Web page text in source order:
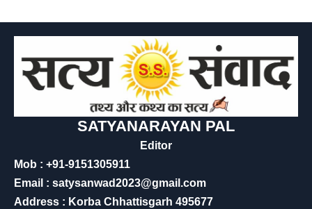
SATYANARAYAN PAL
Editor
Mob : +91-9151305911
Email : satysanwad2023@gmail.com
Address : Korba Chhattisgarh 495677